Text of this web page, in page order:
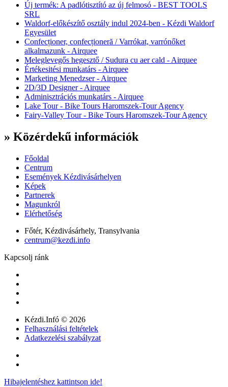
Új termék: A padlótisztító az új felmosó - BEST TOOLS
SRL
Waldorf-előkészítő osztály indul 2024-ben - Kézdi Waldorf
Egyesület
Confecționer, confecționeră / Varrókat, varrónőket
alkalmazunk - Airquee
Meleglevegős hegesztő / Sudura cu aer cald - Airquee
Értékesitési munkatárs - Airquee
Marketing Menedzser - Airquee
2D/3D Designer - Airquee
Adminisztrációs munkatárs - Airquee
Lake Tour - Bike Tours Haromszek-Tour Agency
Fairy-Valley Tour - Bike Tours Haromszek-Tour Agency
» Közérdekű információk
Főoldal
Centrum
Események Kézdivásárhelyen
Képek
Partnerek
Magunkról
Elérhetőség
Főtér, Kézdivásárhely, Transylvania
centrum@kezdi.info
Kapcsolj ránk
Kézdi.Infó © 2026
Felhasználási feltételek
Adatkezelési szabályzat
Hibajelentéshez kattintson ide!